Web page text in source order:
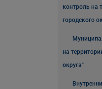
контроль на
городского
на
округа"